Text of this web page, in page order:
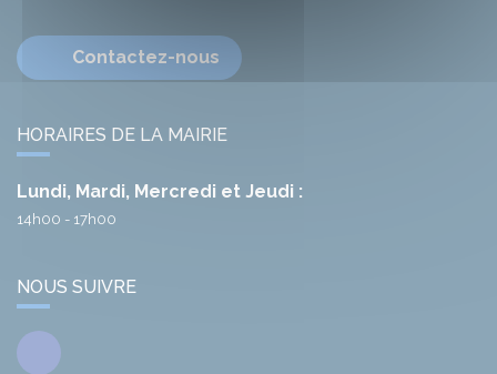
Contactez-nous
HORAIRES DE LA MAIRIE
Lundi, Mardi, Mercredi et Jeudi :
14h00 - 17h00
NOUS SUIVRE
Facebook